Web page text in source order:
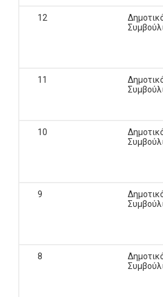
12
11
10
9
8